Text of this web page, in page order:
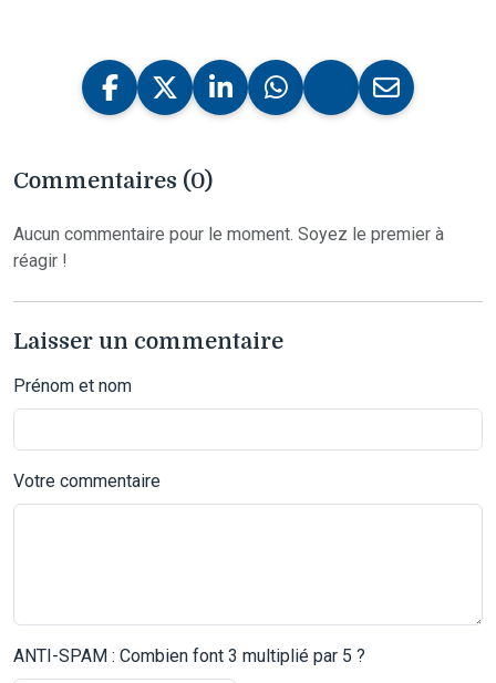
Commentaires (0)
Aucun commentaire pour le moment. Soyez le premier à
réagir !
Laisser un commentaire
Prénom et nom
Votre commentaire
ANTI-SPAM : Combien font 3 multiplié par 5 ?